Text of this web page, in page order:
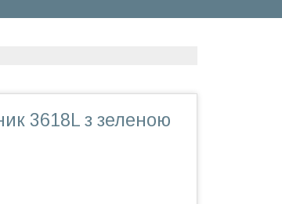
3618L з зеленою